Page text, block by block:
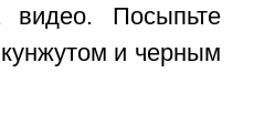
Посыпьте
и черным